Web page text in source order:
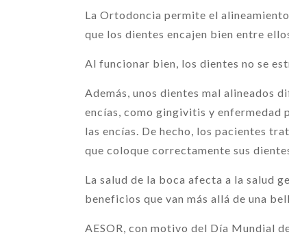
La Ortodoncia permite el
que los dientes encajen bien entre
Al funcionar bien, los dientes no se
Además, unos dientes mal alineados
encías, como gingivitis y enfermedad
las encías. De hecho, los pacientes
que coloque correctamente sus
La salud de la boca afecta a la salud
beneficios que van más allá de una
AESOR, con motivo del Día Mundial